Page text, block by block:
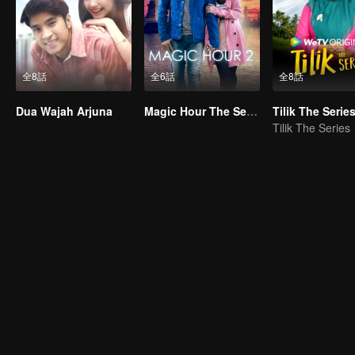
全8話
Dua Wajah Arjuna
全6話
Magic Hour The Series S2
全8話
Tilik The Series
Tilik The Series